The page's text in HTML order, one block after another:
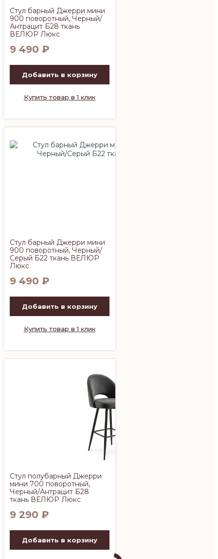
Стул барный Джерри мини
900 поворотный, Черный/
Антрацит Б28 ткань
ВЕЛЮР Люкс
9 490 ₽
Добавить в корзину
Купить товар в 1 клик
Стул барный Джерри мини
900 поворотный, Черный/
Серый Б22 ткань ВЕЛЮР
Люкс
9 490 ₽
Добавить в корзину
Купить товар в 1 клик
Стул полубарный Джерри
мини 700 поворотный,
Черный/Антрацит Б28
ткань ВЕЛЮР Люкс
9 290 ₽
Добавить в корзину